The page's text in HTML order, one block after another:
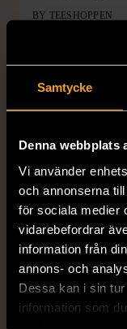
Samtycke
Denna webbplats
Vi använder
och annonserna
för sociala medier
vidarebefordrar
information från
annons- och
Dessa kan i sin
information som
BY TEESHOPPEN
399 kr
1/5